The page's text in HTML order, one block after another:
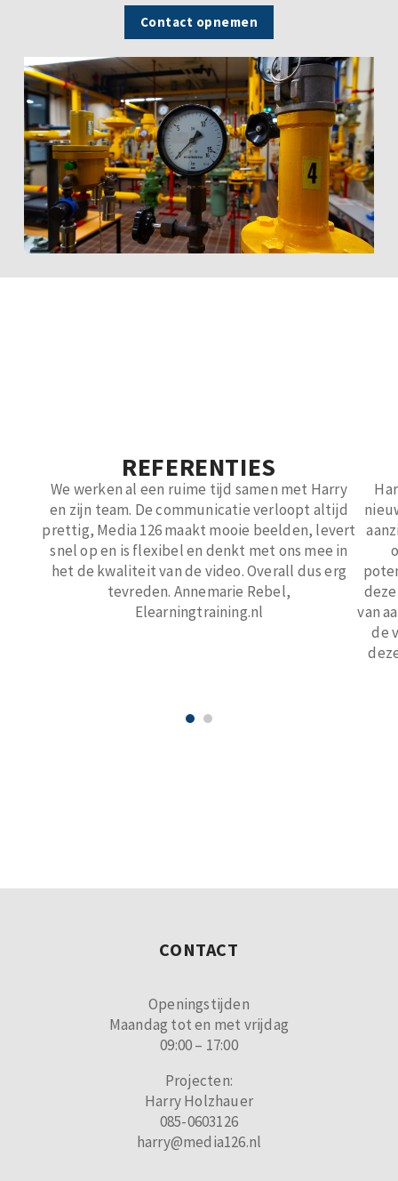
Contact opnemen
REFERENTIES
We werken al een ruime tijd samen met Harry
en zijn team. De communicatie verloopt altijd
prettig, Media 126 maakt mooie beelden, levert
snel op en is flexibel en denkt met ons mee in
het de kwaliteit van de video. Overall dus erg
tevreden. Annemarie Rebel,
Elearningtraining.nl
van
de
CONTACT
Openingstijden
Maandag tot en met vrijdag
09:00 – 17:00
Projecten:
Harry Holzhauer
085-0603126
harry@media126.nl